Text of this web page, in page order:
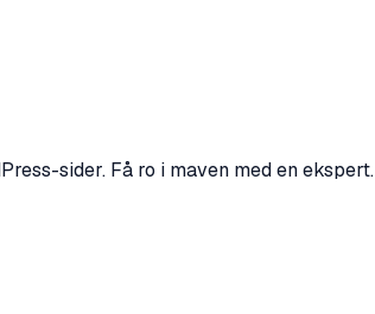
sider. Få ro i maven med en ekspert.